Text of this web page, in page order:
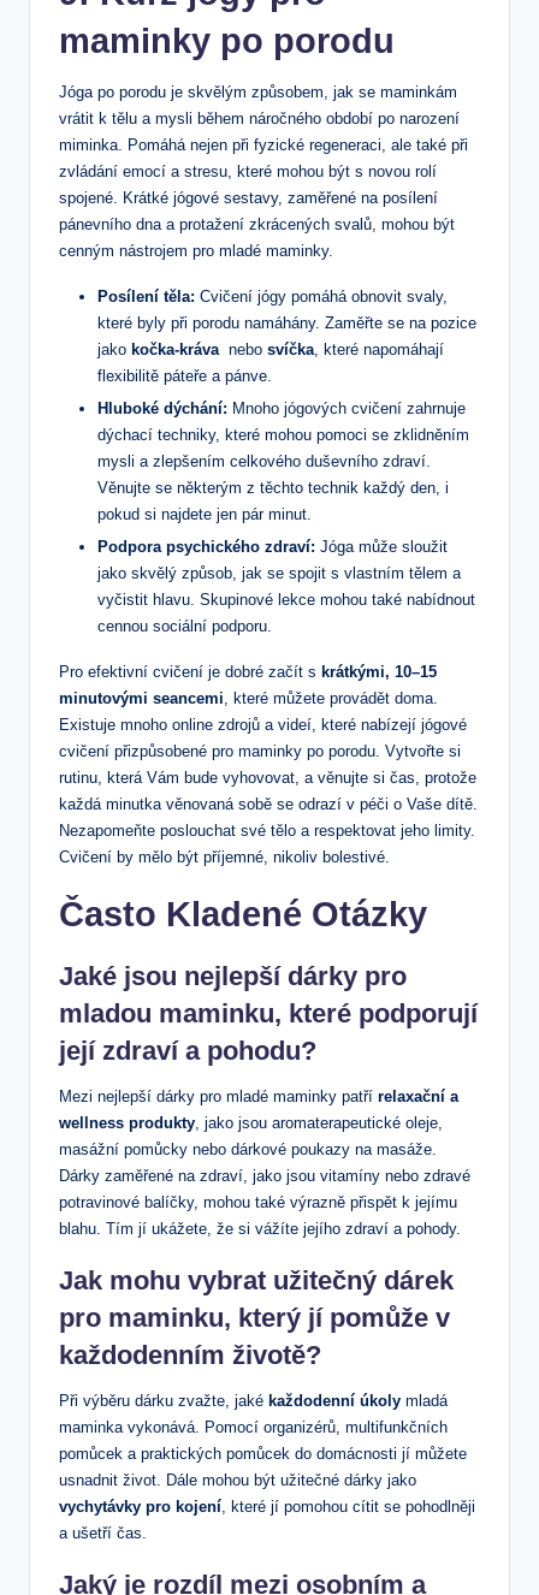
maminky ⁣po porodu
Jóga po porodu ⁢je skvělým způsobem, jak ⁢se maminkám
vrátit k‌ tělu a mysli během náročného období po narození
miminka. Pomáhá nejen při fyzické regeneraci, ale také při
zvládání emocí a stresu, které mohou být‍ s novou ‌rolí
spojené. Krátké jógové sestavy, zaměřené na posílení‍
pánevního dna a protažení zkrácených svalů, mohou být
⁢cenným nástrojem pro mladé maminky.
Posílení těla: Cvičení jógy pomáhá obnovit svaly,
které byly při porodu namáhány. Zaměřte se na pozice
jako kočka-kráva⁤ nebo svíčka, které​ napomáhají
flexibilitě páteře a pánve.
Hluboké dýchání: Mnoho jógových cvičení zahrnuje
⁣dýchací techniky, které mohou pomoci se zklidněním
mysli a zlepšením celkového duševního zdraví.
Věnujte se některým z těchto technik každý den, i
⁢pokud si najdete‌ jen‍ pár minut.
Podpora psychického zdraví: ‌Jóga může⁢ sloužit
jako skvělý způsob, jak se spojit s vlastním​ tělem a
vyčistit ‍hlavu. Skupinové lekce ⁤mohou také nabídnout
cennou sociální⁣ podporu.
Pro efektivní cvičení je dobré​ začít​ s krátkými, 10–15
minutovými seancemi, které ‌můžete provádět doma.
Existuje mnoho⁢ online zdrojů a videí, které nabízejí jógové
cvičení přizpůsobené pro⁢ maminky po porodu. Vytvořte si
rutinu, která Vám bude vyhovovat, a věnujte si čas, protože
každá minutka věnovaná sobě se odrazí⁤ v péči o Vaše dítě.
Nezapomeňte poslouchat své ‍tělo a respektovat jeho limity.
Cvičení by mělo‌ být příjemné,⁤ nikoliv bolestivé.
Často Kladené Otázky
Jaké⁢ jsou nejlepší dárky pro
mladou maminku, ‍které podporují
její zdraví a pohodu?
Mezi nejlepší dárky pro mladé maminky patří relaxační a
‌wellness‍ produkty, jako jsou aromaterapeutické oleje,
masážní pomůcky nebo dárkové poukazy na masáže.
Dárky zaměřené ⁢na zdraví, jako jsou vitamíny nebo zdravé
potravinové balíčky, mohou také výrazně přispět k ⁢jejímu
blahu. Tím⁤ jí ukážete, že⁣ si vážíte jejího zdraví a ​pohody.
Jak mohu vybrat užitečný dárek
⁤pro maminku, který jí‌ pomůže v
každodenním životě?
Při výběru dárku zvažte, jaké každodenní úkoly mladá
‌maminka vykonává. Pomocí organizérů, multifunkčních
pomůcek a praktických pomůcek do⁣ domácnosti ‌jí​ můžete
usnadnit život. Dále mohou být užitečné ​dárky jako
vychytávky pro kojení, které jí pomohou cítit se pohodlněji
a ušetří čas.
Jaký je rozdíl mezi osobním a